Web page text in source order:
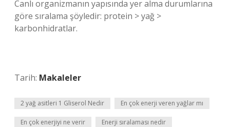
Canlı organizmanın yapısında yer alma durumlarına
göre sıralama şöyledir: protein > yağ >
karbonhidratlar.
Tarih: Makaleler
2 yağ asitleri 1 Gliserol Nedir En çok enerji veren yağlar mı
En çok enerjiyi ne verir Enerji sıralaması nedir